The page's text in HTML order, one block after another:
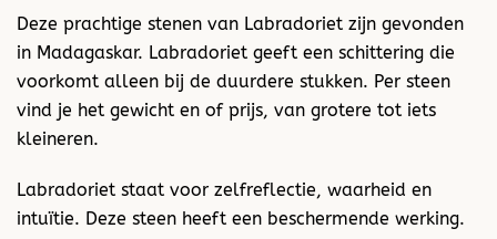
Deze prachtige stenen van Labradoriet zijn gevonden
in Madagaskar. Labradoriet geeft een schittering die
voorkomt alleen bij de duurdere stukken. Per steen
vind je het gewicht en of prijs, van grotere tot iets
kleineren.
Labradoriet staat voor zelfreflectie, waarheid en
intuïtie. Deze steen heeft een beschermende werking.